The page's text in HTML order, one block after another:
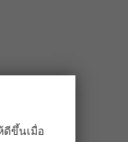
ดีขึ้นเมื่อ